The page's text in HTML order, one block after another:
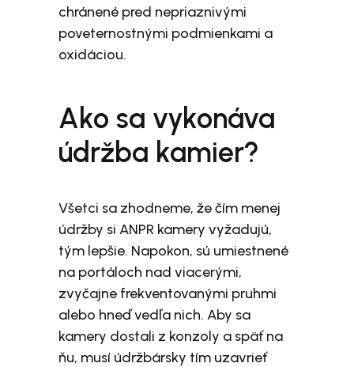
chránené pred nepriaznivými
poveternostnými podmienkami a
oxidáciou.
Ako sa vykonáva
údržba kamier?
Všetci sa zhodneme, že čím menej
údržby si ANPR kamery vyžadujú,
tým lepšie. Napokon, sú umiestnené
na portáloch nad viacerými,
zvyčajne frekventovanými pruhmi
alebo hneď vedľa nich. Aby sa
kamery dostali z konzoly a späť na
ňu, musí údržbársky tím uzavrieť